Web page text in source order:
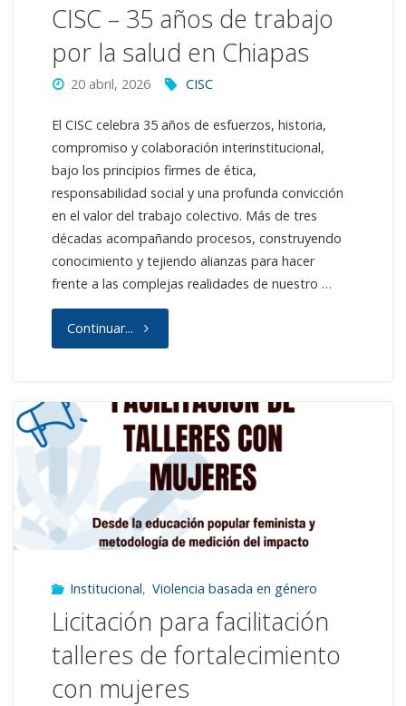
CISC – 35 años de trabajo
por la salud en Chiapas
20 abril, 2026 CISC
El CISC celebra 35 años de esfuerzos, historia,
compromiso y colaboración interinstitucional,
bajo los principios firmes de ética,
responsabilidad social y una profunda convicción
en el valor del trabajo colectivo. Más de tres
décadas acompañando procesos, construyendo
conocimiento y tejiendo alianzas para hacer
frente a las complejas realidades de nuestro …
Continuar... "CISC
35
años
de
trabajo
la
salud
en
Institucional, Violencia basada en género
Licitación para facilitación
talleres de fortalecimiento
con mujeres